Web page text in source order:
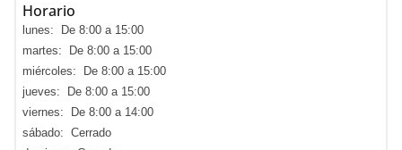
Horario
lunes: De 8:00 a 15:00
martes: De 8:00 a 15:00
miércoles: De 8:00 a 15:00
jueves: De 8:00 a 15:00
viernes: De 8:00 a 14:00
sábado: Cerrado